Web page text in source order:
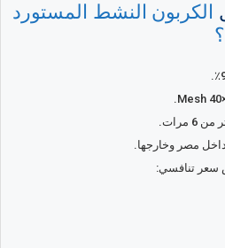
الكربون النشط المستورد
مرات.
مصر وخارجها.
سعر تنافسي: